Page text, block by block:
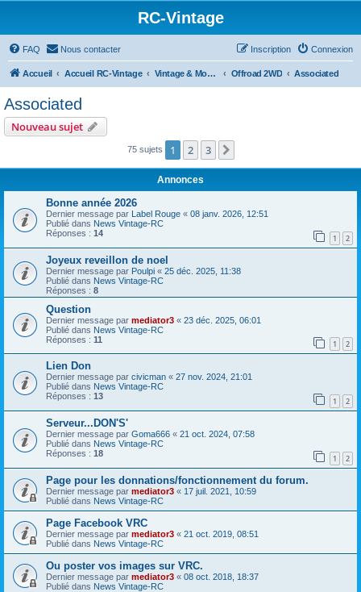
RC-Vintage
FAQ Nous contacter Connexion
Inscription
Accueil Accueil RC-Vintage Vintage & Moderne Offroad 2WD Associated
Associated
Nouveau sujet
75 sujets 1 2 3
Annonces
Bonne année 2026
Dernier message par Label Rouge « 08 janv. 2026, 12:51
Publié dans News Vintage-RC
Réponses : 14 1 2
Joyeux reveillon de noel
Dernier message par Poulpi « 25 déc. 2025, 11:38
Publié dans News Vintage-RC
Réponses : 8
Question
Dernier message par mediator3 « 23 déc. 2025, 06:01
Publié dans News Vintage-RC
Réponses : 11 1 2
Lien Don
Dernier message par civicman « 27 nov. 2024, 21:01
Publié dans News Vintage-RC
Réponses : 13 1 2
Serveur...DON'S'
Dernier message par Goma666 « 21 oct. 2024, 07:58
Publié dans News Vintage-RC
Réponses : 18 1 2
Page pour les donnations/fonctionnement du forum.
Dernier message par mediator3 « 17 juil. 2021, 10:59
Publié dans News Vintage-RC
Page Facebook VRC
Dernier message par mediator3 « 21 oct. 2019, 08:51
Publié dans News Vintage-RC
Ou poster vos images sur VRC.
Dernier message par mediator3 « 08 oct. 2018, 18:37
Publié dans News Vintage-RC